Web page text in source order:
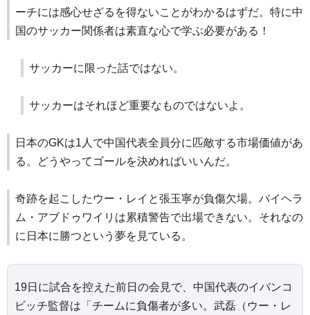
ーチには感心せざるを得ないことがわかるはずだ。特に中
国のサッカー関係者は素直な心で学ぶ必要がある！
サッカーに限った話ではない。
サッカーはそれほど重要なものではないよ。
日本のGKは1人で中国代表全員分に匹敵する市場価値があ
る。どうやってゴールを決めればいいんだ。
奇跡を起こしたウー・レイと張玉寧が負傷欠場。バイヘラ
ム・アブドゥワイリは累積警告で出場できない。それなの
に日本に勝つという夢を見ている。
19日に試合を控えた前日の会見で、中国代表のイバンコ
ビッチ監督は「チームに負傷者が多い。武磊（ウー・レ